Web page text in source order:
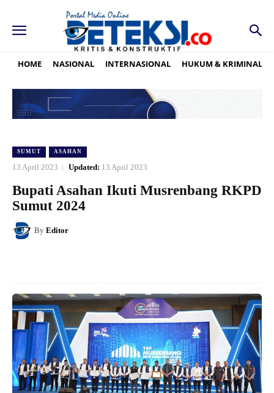
HOME NASIONAL INTERNASIONAL HUKUM & KRIMINAL
SUMUT ASAHAN
13 April 2023 Updated: 13 April 2023
Bupati Asahan Ikuti Musrenbang RKPD
Sumut 2024
By Editor